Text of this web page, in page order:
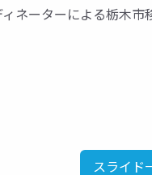
ネーターによる栃木市
スライド